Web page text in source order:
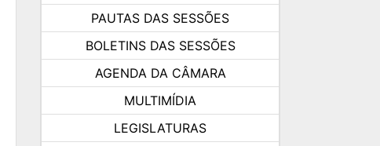
PAUTAS DAS SESSÕES
BOLETINS DAS SESSÕES
AGENDA DA CÂMARA
MULTIMÍDIA
LEGISLATURAS